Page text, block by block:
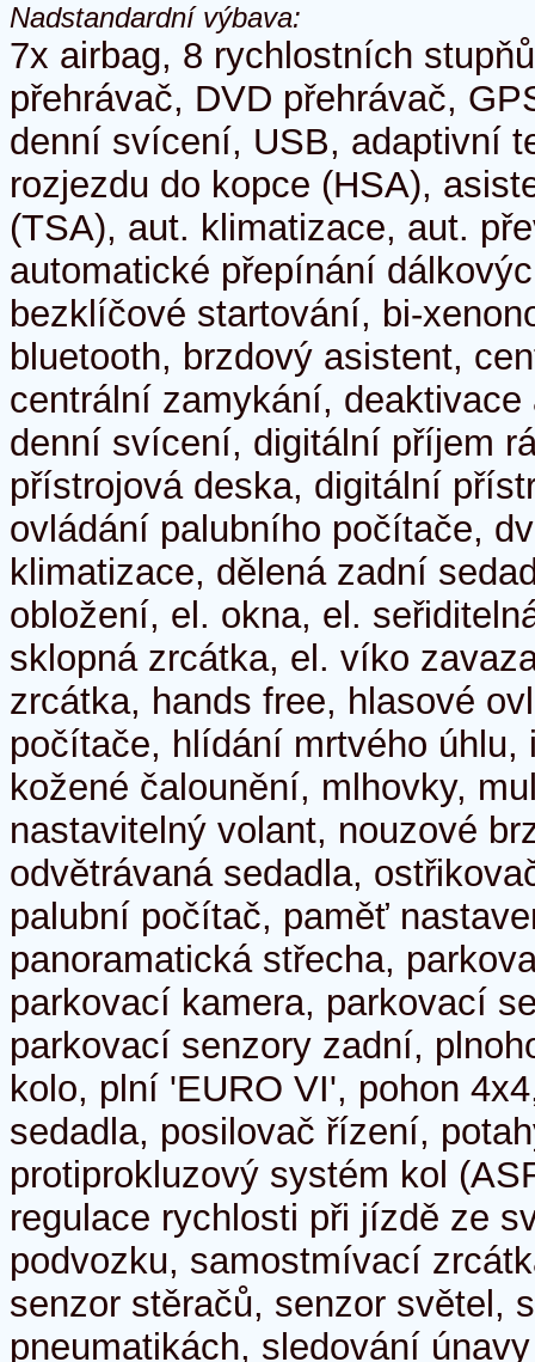
Nadstandardní výbava:
7x airbag, 8 rychlostních
přehrávač, DVD přehrávač,
denní svícení, USB, adaptivní
rozjezdu do kopce (HSA),
(TSA), aut. klimatizace, aut.
automatické přepínání
bezklíčové startování, bi-
bluetooth, brzdový asistent,
centrální zamykání,
denní svícení, digitální příjem
přístrojová deska, digitální
ovládání palubního počítače,
klimatizace, dělená zadní
obložení, el. okna, el.
sklopná zrcátka, el. víko
zrcátka, hands free, hlasové
počítače, hlídání mrtvého úhlu,
kožené čalounění, mlhovky,
nastavitelný volant, nouzové
odvětrávaná sedadla,
palubní počítač, paměť
panoramatická střecha,
parkovací kamera, parkovací
parkovací senzory zadní,
kolo, plní 'EURO VI', pohon
sedadla, posilovač řízení,
protiprokluzový systém kol
regulace rychlosti při jízdě ze
podvozku, samostmívací
senzor stěračů, senzor světel,
pneumatikách, sledování